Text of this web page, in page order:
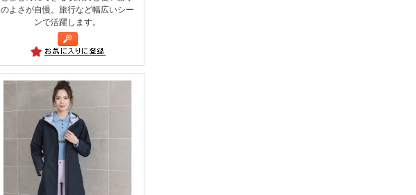
のよさが自慢。旅行など幅広いシー
ンで活躍します。